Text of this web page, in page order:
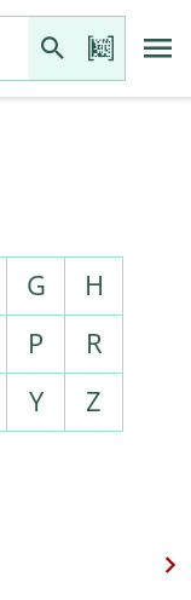
G
H
P
R
Y Z